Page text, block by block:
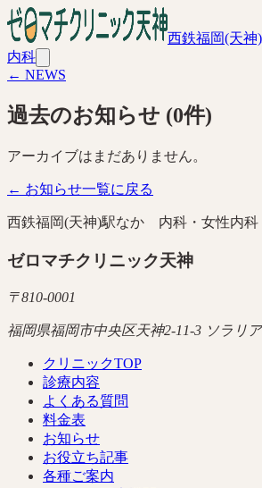
西鉄福岡(天
内科
← NEWS
過去のお知らせ (0件)
アーカイブはまだありません。
← お知らせ一覧に戻る
西鉄福岡(天神)駅なか 内科・女性内科
ゼロマチクリニック天神
〒810-0001
福岡県福岡市中央区天神2-11-3 ソラリ
クリニックTOP
診療内容
よくある質問
料金表
お知らせ
お役立ち記事
各種ご案内